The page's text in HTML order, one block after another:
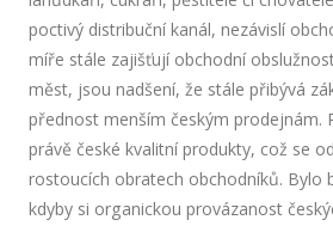
poctivý distribuční kanál, nezávislí
míře stále zajišťují obchodní
měst, jsou nadšení, že stále přibývá
přednost menším českým prodejnám.
právě české kvalitní produkty, což se
rostoucích obratech obchodníků. Bylo
kdyby si organickou provázanost